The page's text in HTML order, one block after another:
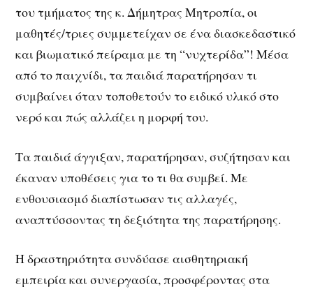
του τμήματος της κ. Δήμητρας Μητροπία, οι
μαθητές/τριες συμμετείχαν σε ένα διασκεδαστικό
και βιωματικό πείραμα με τη “νυχτερίδα”! Μέσα
από το παιχνίδι, τα παιδιά παρατήρησαν τι
συμβαίνει όταν τοποθετούν το ειδικό υλικό στο
νερό και πώς αλλάζει η μορφή του.
Τα παιδιά άγγιξαν, παρατήρησαν, συζήτησαν και
έκαναν υποθέσεις για το τι θα συμβεί. Με
ενθουσιασμό διαπίστωσαν τις αλλαγές,
αναπτύσσοντας τη δεξιότητα της παρατήρησης.
Η δραστηριότητα συνδύασε αισθητηριακή
εμπειρία και συνεργασία, προσφέροντας στα